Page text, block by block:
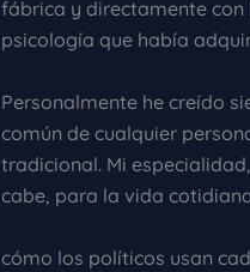
fábrica y directamente
psicología que había
Personalmente he creído
común de cualquier
tradicional. Mi
cabe, para la vida
cómo los políticos usan